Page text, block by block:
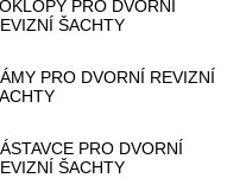
PRO DVORNÍ
ŠACHTY
PRO DVORNÍ REVIZNÍ
PRO DVORNÍ
ŠACHTY